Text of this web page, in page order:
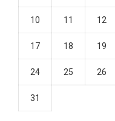
10 11 12
17 18 19
24 25 26
31